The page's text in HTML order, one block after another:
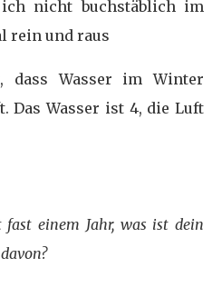
nicht buchstäblich im
rein und raus
dass Wasser im Winter
Das Wasser ist 4, die Luft
einem Jahr, was ist dein